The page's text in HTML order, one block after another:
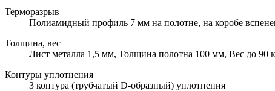
Терморазрыв
Полиамидный профиль 7 мм на полотне, на коробе
Толщина, вес
Лист металла 1,5 мм, Толщина полотна 100 мм, Вес до 90
Контуры уплотнения
3 контура (трубчатый D-образный) уплотнения